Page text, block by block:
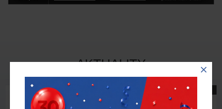
AKTUALITY
Nedejte letním teplotám šanci s chladicím
Aktuality